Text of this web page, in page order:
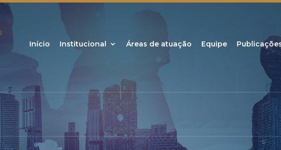
Início Institucional Áreas de atuação Equipe